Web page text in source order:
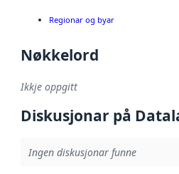
Regionar og byar
Nøkkelord
Ikkje oppgitt
Diskusjonar på
Ingen diskusjonar funne